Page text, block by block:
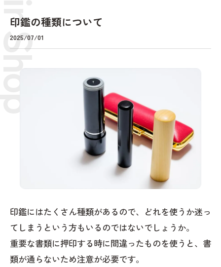
印鑑の種類について
2025/07/01
印鑑にはたくさん種類があるので、どれを使うか迷っ
てしまうという方もいるのではないでしょうか。
重要な書類に押印する時に間違ったものを使うと、書
類が通らないため注意が必要です。